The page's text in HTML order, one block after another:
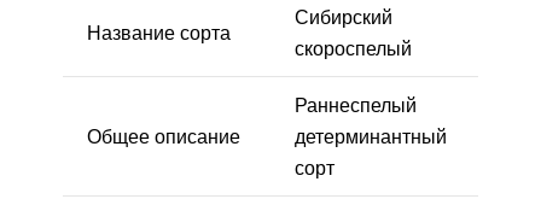
Название сорта
Сибирский
скороспелый
Общее описание
Раннеспелый
детерминантный
сорт